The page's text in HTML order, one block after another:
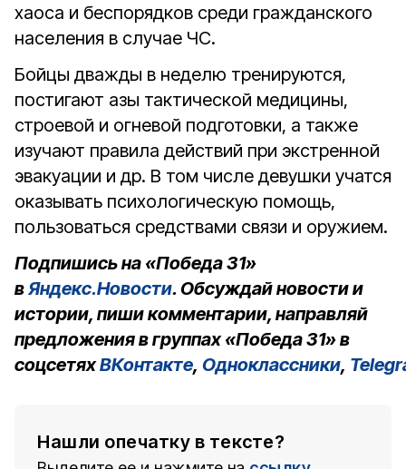
хаоса и беспорядков среди гражданского
населения в случае ЧС.
Бойцы дважды в неделю тренируются,
постигают азы тактической медицины,
строевой и огневой подготовки, а также
изучают правила действий при экстренной
эвакуации и др. В том числе девушки учатся
оказывать психологическую помощь,
пользоваться средствами связи и оружием.
Подпишись на «Победа 31»
вЯндекс.Новости. Обсуждай новости и
истории, пиши комментарии, направляй
предложения в группах «Победа 31» в
соцсетяхВКонтакте, Одноклассники,
Нашли опечатку в тексте?